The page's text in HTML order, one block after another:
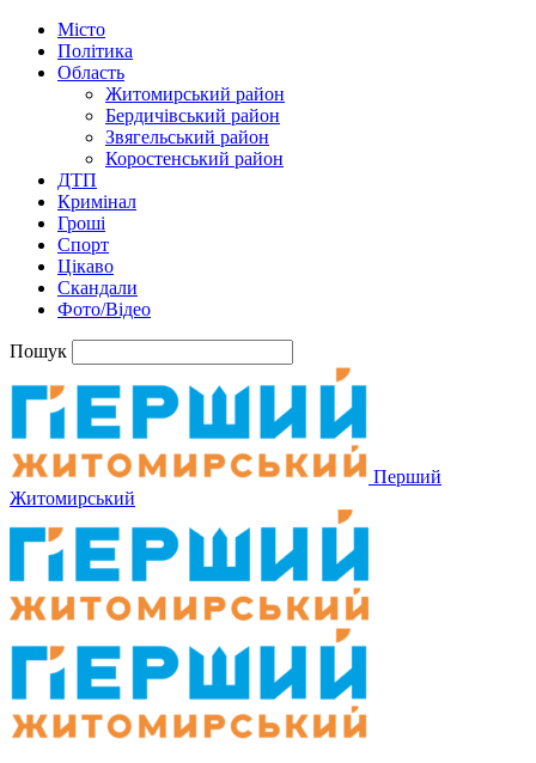
Місто
Політика
Область
Житомирський район
Бердичівський район
Звягельський район
Коростенський район
ДТП
Кримінал
Гроші
Спорт
Цікаво
Скандали
Фото/Відео
Пошук
Перший
Житомирський